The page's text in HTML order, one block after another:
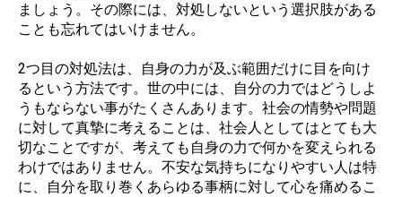
ましょう。その際には、対処しないという選択肢がある
ことも忘れてはいけません。
2つ目の対処法は、自身の力が及ぶ範囲だけに目を向け
るという方法です。世の中には、自分の力ではどうしよ
うもならない事がたくさんあります。社会の情勢や問題
に対して真摯に考えることは、社会人としてはとても大
切なことですが、考えても自身の力で何かを変えられる
わけではありません。不安な気持ちになりやすい人は特
に、自分を取り巻くあらゆる事柄に対して心を痛めるこ